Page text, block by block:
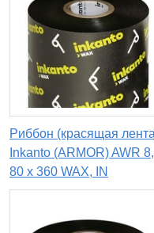
Риббон (красящая
Inkanto (ARMOR) AWR 8,
80 х 360 WAX, IN